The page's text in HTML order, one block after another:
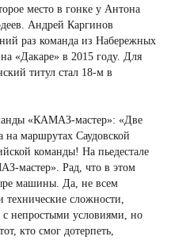
место в гонке у Антона
Андрей Каргинов
раз команда из Набережных
«Дакаре» в 2015 году. Для
титул стал 18-м в
«КАМАЗ-мастер»: «Две
на маршрутах Саудовской
команды! На пьедестале
мастер». Рад, что в этом
машины. Да, не всем
технические сложности,
непростыми условиями, но
кто смог дотерпеть,